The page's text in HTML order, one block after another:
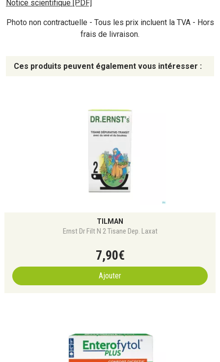
Notice scientifique [PDF]
Photo non contractuelle - Tous les prix incluent la TVA - Hors
frais de livraison.
Ces produits peuvent également vous intéresser :
TILMAN
Ernst Dr Filt N 2 Tisane Dep. Laxat
7,90€
Ajouter